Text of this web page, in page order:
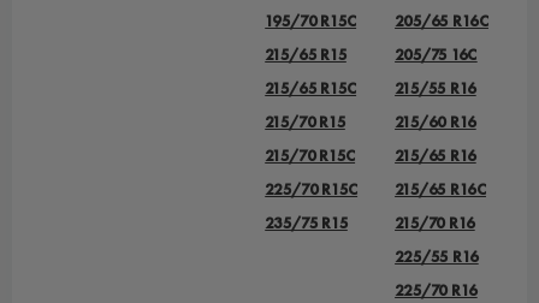
195/70 R15C
215/65 R15
215/65 R15C
215/70 R15
215/70 R15C
225/70 R15C
235/75 R15
205/65 R16C
205/75 16C
215/55 R16
215/60 R16
215/65 R16
215/65 R16C
215/70 R16
225/55 R16
225/70 R16